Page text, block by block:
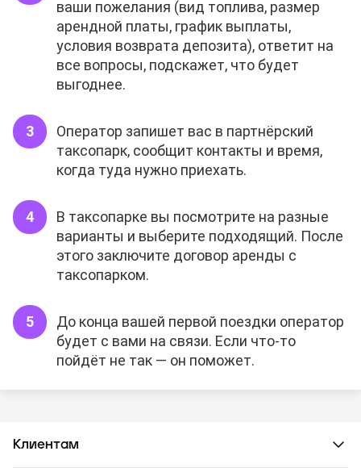
ваши пожелания (вид топлива, размер
арендной платы, график выплаты,
условия возврата депозита), ответит на
все вопросы, подскажет, что будет
выгоднее.
Оператор запишет вас в партнёрский
таксопарк, сообщит контакты и время,
когда туда нужно приехать.
В таксопарке вы посмотрите на разные
варианты и выберите подходящий. После
этого заключите договор аренды с
таксопарком.
До конца вашей первой поездки оператор
будет с вами на связи. Если что-то
пойдёт не так — он поможет.
Клиентам